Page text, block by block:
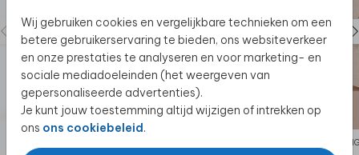
Wij gebruiken cookies en vergelijkbare technieken om een
betere gebruikerservaring te bieden, ons websiteverkeer
en onze prestaties te analyseren en voor marketing- en
sociale mediadoeleinden (het weergeven van
gepersonaliseerde advertenties).
Je kunt jouw toestemming altijd wijzigen of intrekken op
ons ons cookiebeleid.